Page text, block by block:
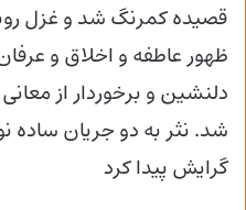
قصیده کمرنگ شد و غزل
ظهور عاطفه و اخلاق و
دلنشین و برخوردار از
شد. نثر به دو جریان ساده
گرایش پیدا کرد